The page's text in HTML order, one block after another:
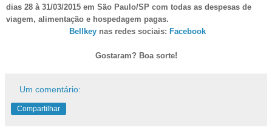
dias 28 à 31/03/2015 em São Paulo/SP com todas as despesas de
viagem, alimentação e hospedagem pagas.
Bellkeynas redes sociais: Facebook
Gostaram? Boa sorte!
Um comentário:
Compartilhar